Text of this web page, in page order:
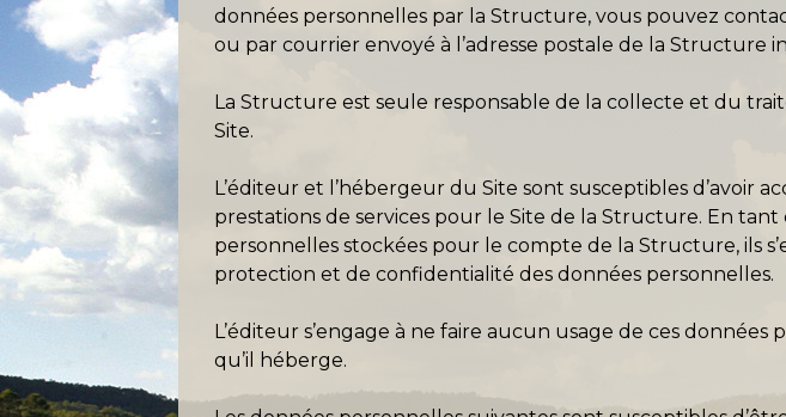
données personnelles par la Structure, vous pouvez
ou par courrier envoyé à l’adresse postale de la Structure
La Structure est seule responsable de la collecte et du
Site.
L’éditeur et l’hébergeur du Site sont susceptibles d’avoir
prestations de services pour le Site de la Structure. En
personnelles stockées pour le compte de la Structure, ils
protection et de confidentialité des données personnelles.
L’éditeur s’engage à ne faire aucun usage de ces
qu’il héberge.